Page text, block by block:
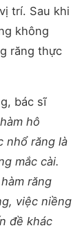
trí. Sau khi
không
răng thực
bác sĩ
hô
nhổ răng là
mắc cài.
răng
việc niềng
đề khác